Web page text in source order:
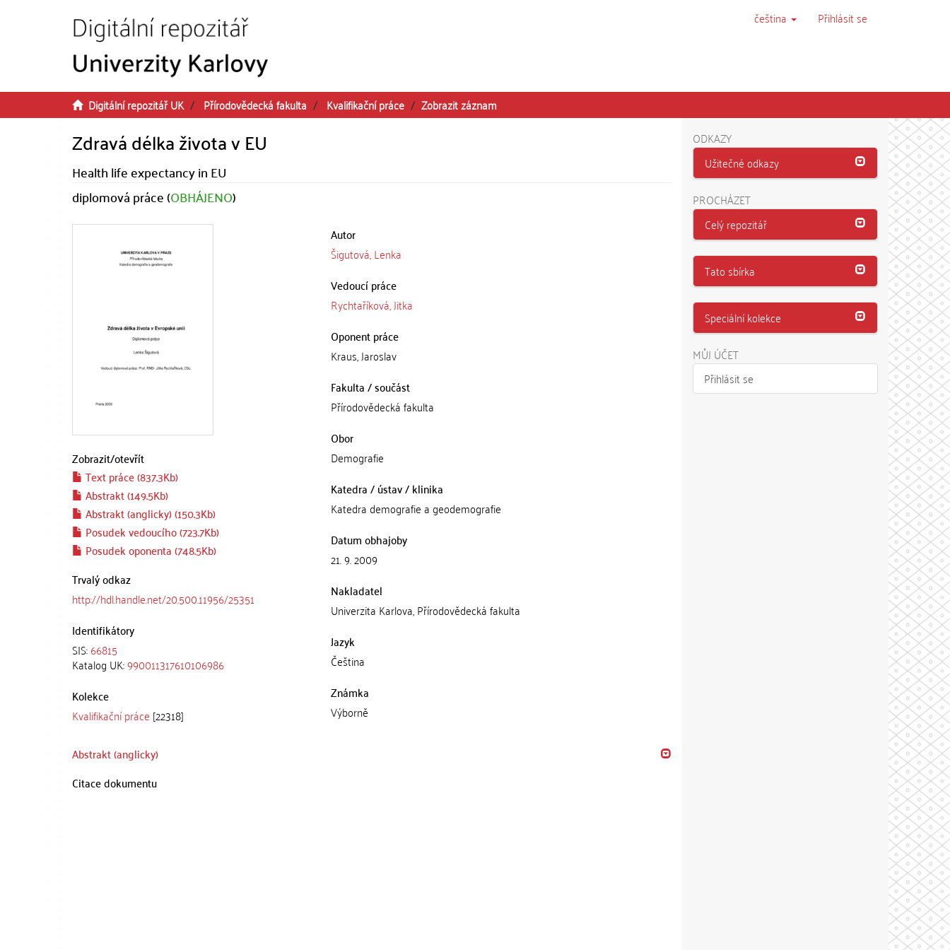
čeština Přihlásit se
Digitální repozitář UK Přírodovědecká fakulta Kvalifikační práce Zobrazit záznam
Zdravá délka života v EU
Health life expectancy in EU
diplomová práce (OBHÁJENO)
Zobrazit/otevřít
Text práce (837.3Kb)
Abstrakt (149.5Kb)
Abstrakt (anglicky) (150.3Kb)
Posudek vedoucího (723.7Kb)
Posudek oponenta (748.5Kb)
Trvalý odkaz
http://hdl.handle.net/20.500.11956/25351
Identifikátory
SIS:66815
Katalog UK:990011317610106986
Kolekce
Kvalifikační práce [22318]
Autor
Šigutová, Lenka
Vedoucí práce
Rychtaříková, Jitka
Oponent práce
Kraus, Jaroslav
Fakulta / součást
Přírodovědecká fakulta
Obor
Demografie
Katedra / ústav / klinika
Katedra demografie a geodemografie
Datum obhajoby
21. 9. 2009
Nakladatel
Univerzita Karlova, Přírodovědecká fakulta
Jazyk
Čeština
Známka
Výborně
Abstrakt (anglicky)
Citace dokumentu
ODKAZY
Užitečné odkazy
PROCHÁZET
Celý repozitář
Tato sbírka
Speciální kolekce
MŮJ ÚČET
Přihlásit se